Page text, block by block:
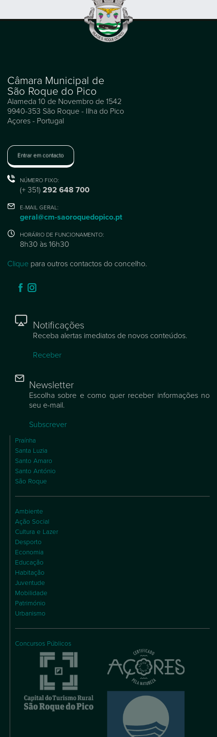
Câmara Municipal de
São Roque do Pico
Alameda 10 de Novembro de 1542
9940-353 São Roque - Ilha do Pico
Açores - Portugal
Entrar em contacto
NÚMERO FIXO:
(+ 351) 292 648 700
E-MAIL GERAL:
geral@cm-saoroquedopico.pt
HORÁRIO DE FUNCIONAMENTO:
8h30 às 16h30
Clique para outros contactos do concelho.
Notificações
Receba alertas imediatos de novos conteúdos.
Receber
Newsletter
Escolha sobre e como quer receber informações no
seu e-mail.
Subscrever
Praínha
Santa Luzia
Santo Amaro
Santo António
São Roque
Ambiente
Ação Social
Cultura e Lazer
Desporto
Economia
Educação
Habitação
Juventude
Mobilidade
Património
Urbanismo
Concursos Públicos